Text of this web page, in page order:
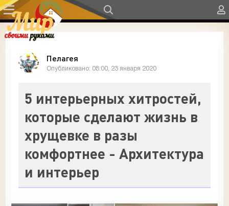
Пелагея
Опубликовано: 08:00, 23 января 2020
5 интерьерных хитростей,
которые сделают жизнь в
хрущевке в разы
комфортнее - Архитектура
и интерьер